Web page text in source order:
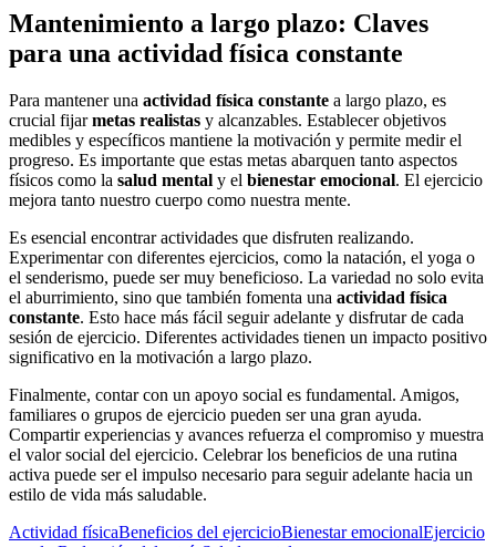
Mantenimiento a largo plazo: Claves
para una actividad física constante
Para mantener una actividad física constante a largo plazo, es
crucial fijarmetas realistas y alcanzables. Establecer objetivos
medibles y específicos mantiene la motivación y permite medir el
progreso. Es importante que estas metas abarquen tanto aspectos
físicos como la salud mental y el bienestar emocional. El ejercicio
mejora tanto nuestro cuerpo como nuestra mente.
Es esencial encontrar actividades que disfruten realizando.
Experimentar con diferentes ejercicios, como la natación, el yoga o
el senderismo, puede ser muy beneficioso. La variedad no solo evita
el aburrimiento, sino que también fomenta una actividad física
constante. Esto hace más fácil seguir adelante y disfrutar de cada
sesión de ejercicio. Diferentes actividades tienen un impacto positivo
significativo en la motivación a largo plazo.
Finalmente, contar con un apoyo social es fundamental. Amigos,
familiares o grupos de ejercicio pueden ser una gran ayuda.
Compartir experiencias y avances refuerza el compromiso y muestra
el valor social del ejercicio. Celebrar los beneficios de una rutina
activa puede ser el impulso necesario para seguir adelante hacia un
estilo de vida más saludable.
Actividad físicaBeneficios del ejercicioBienestar emocionalEjercicio